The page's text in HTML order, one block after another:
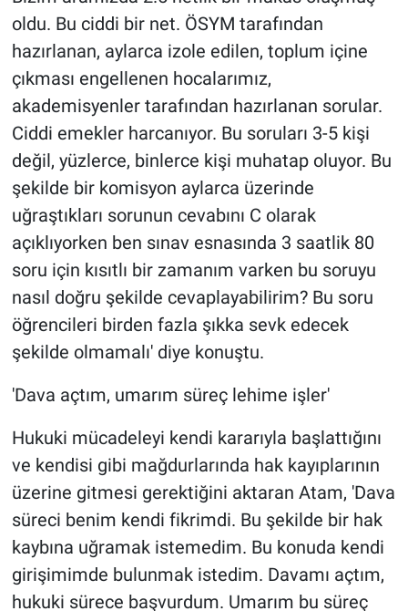
oldu. Bu ciddi bir net. ÖSYM tarafından
hazırlanan, aylarca izole edilen, toplum içine
çıkması engellenen hocalarımız,
akademisyenler tarafından hazırlanan sorular.
Ciddi emekler harcanıyor. Bu soruları 3-5 kişi
değil, yüzlerce, binlerce kişi muhatap oluyor. Bu
şekilde bir komisyon aylarca üzerinde
uğraştıkları sorunun cevabını C olarak
açıklıyorken ben sınav esnasında 3 saatlik 80
soru için kısıtlı bir zamanım varken bu soruyu
nasıl doğru şekilde cevaplayabilirim? Bu soru
öğrencileri birden fazla şıkka sevk edecek
şekilde olmamalı' diye konuştu.
'Dava açtım, umarım süreç lehime işler'
Hukuki mücadeleyi kendi kararıyla başlattığını
ve kendisi gibi mağdurlarında hak kayıplarının
üzerine gitmesi gerektiğini aktaran Atam, 'Dava
süreci benim kendi fikrimdi. Bu şekilde bir hak
kaybına uğramak istemedim. Bu konuda kendi
girişimimde bulunmak istedim. Davamı açtım,
hukuki sürece başvurdum. Umarım bu süreç